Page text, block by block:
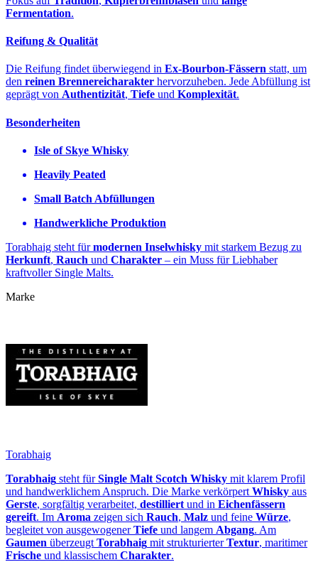
Fermentation.
Reifung & Qualität
Die Reifung findet überwiegend in Ex‑Bourbon‑Fässern statt, um
den reinen Brennereicharakter hervorzuheben. Jede Abfüllung ist
geprägt von Authentizität, Tiefe und Komplexität.
Besonderheiten
Isle of Skye Whisky
Heavily Peated
Small Batch Abfüllungen
Handwerkliche Produktion
Torabhaig steht fürmodernen Inselwhisky mit starkem Bezug zu
Herkunft, Rauch und Charakter – ein Muss für Liebhaber
kraftvoller Single Malts.
Marke
Torabhaig
Torabhaig steht fürSingle Malt Scotch Whisky mit klarem Profil
und handwerklichem Anspruch. Die Marke verkörpert Whisky aus
Gerste, sorgfältig verarbeitet, destilliert und in Eichenfässern
gereift. Im Aroma zeigen sich Rauch, Malz und feine Würze,
begleitet von ausgewogenerTiefe und langem Abgang. Am
Gaumen überzeugt Torabhaig mit strukturierterTextur, maritimer
Frische und klassischem Charakter.